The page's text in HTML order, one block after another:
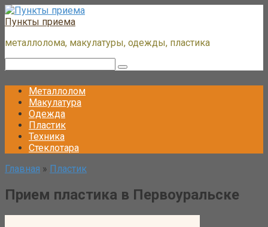
Перейти
к
Пункты приема
металлолома, макулатуры, одежды, пластика
Металлолом
Макулатура
Одежда
Пластик
Техника
Стеклотара
Главная » Пластик
Прием пластика в Первоуральске